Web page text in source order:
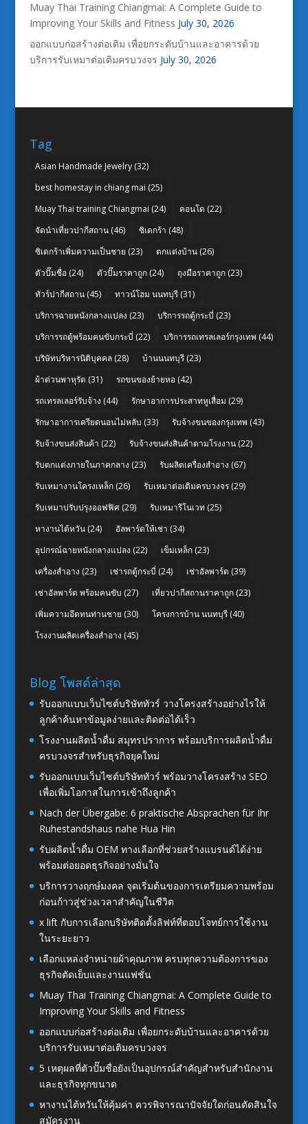
Muay Thai Training Chiangmai: A Complete Guide to
Improving Your Skills and Fitness July 30, 2026
ออกแบบก่อสร้างต่อเติม เพื่อยกระดับบ้านและอาคารด้วย
บริการรับเหมาต่อเติมครบวงจร July 30, 2026
Tag
Asian Handmade Jewelry(32)
best homestay in chiang mai (25)
Muay Thai training Chiangmai (24) คอนโด (22)
จัดนำเที่ยวปากีสถาน(46) ซิเดกร้า (48)
ซิเดกร้าเพิ่มความเป็นชาย (23) ตกแต่งบ้าน(26)
ตัวปั๊มชื่อ(24) ตัวปั๊มราคาถูก(24) ถุงมือราคาถูก(23)
ทัวร์ปากีสถาน(45) ทาวน์โฮม นนทบุรี(31)
บริการฉายหนังกลางแปลง (23) บริการรถตู้กระบี่ (23)
บริการรถตู้พร้อมคนขับกระบี่ (22) บริการรถเทรลเลอร์กรุงเทพ (44)
บริษัทบริหารนิติบุคคล(28) บ้านนนทบุรี(23)
ผ้าต่วนพาหุรัด (31) รถขนของย้ายหอ(42)
รถเทรลเลอร์รับจ้าง (44) รักษาอาการประสาทหูเสื่อม (29)
รักษาอาการเครียดนอนไม่หลับ (33) รับจ้างขนของกรุงเทพ (43)
รับจ้างขนส่งสินค้า (22) รับจ้างขนส่งสินค้าตามโรงงาน(22)
รับตกแต่งภายในภาคกลาง (23) รับผลิตเครื่องสำอาง (67)
รับเหมางานโครงเหล็ก(26) รับเหมาต่อเติมครบวงจร(29)
รับเหมาปรับปรุงออฟฟิศ(29) รับเหมารีโนเวท (25)
หางานไต้หวัน(24) อัลพาร์ดให้เช่า (34)
อุปกรณ์ฉายหนังกลางแปลง (22) เข็มเหล็ก(23)
เครื่องสำอาง (23) เช่ารถตู้กระบี่ (24) เช่าอัลพาร์ด (39)
เช่าอัลพาร์ด พร้อมคนขับ (27) เที่ยวปากีสถานราคาถูก(23)
เพิ่มความอึดทนท่านชาย (30) โครงการบ้าน นนทบุรี(40)
โรงงานผลิตเครื่องสำอาง (45)
Blog โพสต์ล่าสุด
รับออกแบบเว็บไซต์บริษัททัวร์ วางโครงสร้างอย่างไรให้
ลูกค้าค้นหาข้อมูลง่ายและติดต่อได้เร็ว
โรงงานผลิตน้ำดื่ม สมุทรปราการ พร้อมบริการผลิตน้ำดื่ม
ครบวงจรสำหรับธุรกิจยุคใหม่
รับออกแบบเว็บไซต์บริษัททัวร์ พร้อมวางโครงสร้าง SEO
เพื่อเพิ่มโอกาสในการเข้าถึงลูกค้า
Nach der Übergabe: 6 praktische Absprachen für Ihr
Ruhestandshaus nahe Hua Hin
รับผลิตน้ำดื่ม OEM ทางเลือกที่ช่วยสร้างแบรนด์ได้ง่าย
พร้อมต่อยอดธุรกิจอย่างมั่นใจ
บริการวางฤกษ์มงคล จุดเริ่มต้นของการเตรียมความพร้อม
ก่อนก้าวสู่ช่วงเวลาสำคัญในชีวิต
x lift กับการเลือกบริษัทติดตั้งลิฟท์ที่ตอบโจทย์การใช้งาน
ในระยะยาว
เลือกแหล่งจำหน่ายผ้าคุณภาพ ครบทุกความต้องการของ
ธุรกิจตัดเย็บและงานแฟชั่น
Muay Thai Training Chiangmai: A Complete Guide to
Improving Your Skills and Fitness
ออกแบบก่อสร้างต่อเติม เพื่อยกระดับบ้านและอาคารด้วย
บริการรับเหมาต่อเติมครบวงจร
5 เหตุผลที่ตัวปั๊มชื่อยังเป็นอุปกรณ์สำคัญสำหรับสำนักงาน
และธุรกิจทุกขนาด
หางานไต้หวันให้คุ้มค่า ควรพิจารณาปัจจัยใดก่อนตัดสินใจ
สมัครงาน